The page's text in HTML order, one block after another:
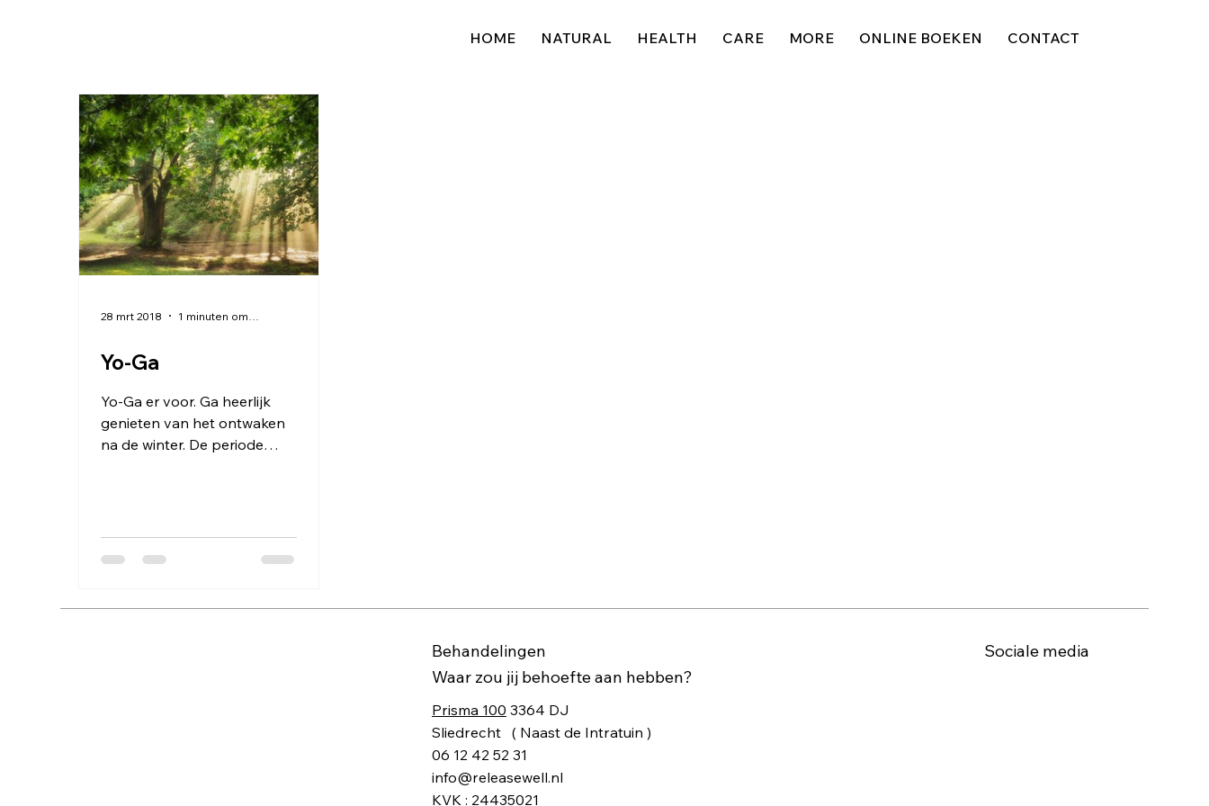
HOME NATURAL HEALTH CARE MORE ONLINE BOEKEN CONTACT
Yo-Ga
Yo-Ga er voor. Ga heerlijk
genieten van het ontwaken
na de winter. De periode
28 mrt 2018
Behandelingen
Waar zou jij behoefte aan hebben?
Prisma 100 3364 DJ
Sliedrecht ( Naast de Intratuin )​
06 12 42 52 31
info@releasewell.nl
KVK : 24435021
Sociale media